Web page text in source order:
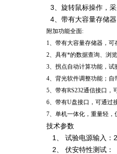
3、旋转鼠标操作，
4、带有大容量存储
附加功能全面:
1、带有大容量存储器，
2、具有*的数据查询、浏
3、拐点自动计算功能，
4、背光软件调整功能；自
5、带有RS232通信接口
6、带有U盘接口，可通过
7、单机一体化，重量轻
技术参数
1、 试验电源输入：
2、 伏安特性测试：